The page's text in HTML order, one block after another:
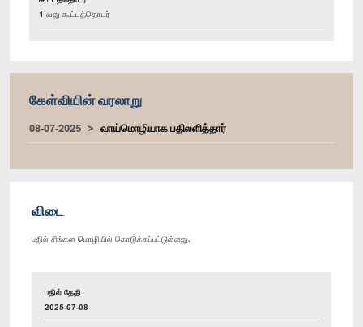
1 வது கூட்டத்தொடர்
கேள்வியின் வரலாறு
08-07-2025 வாய்மொழியாக பதிலளித்தார்
விடை
பதில் சிங்கள மொழியில் கொடுக்கப்பட்டுள்ளது.
பதில் தேதி
2025-07-08